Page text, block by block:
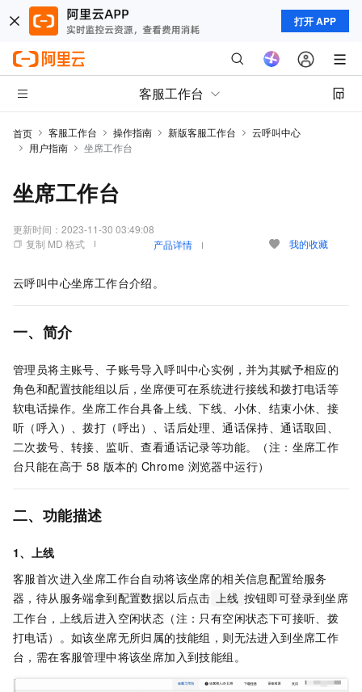
打开 APP
客服工作台
首页 客服工作台 操作指南 新版客服工作台
云呼叫中心
用户指南
坐席工作台
坐席工作台
更新时间： 2023-11-30 03:49:08
复制 MD 格式
产品详情 我的收藏
云呼叫中心坐席工作台介绍。
一、简介
管理员将主账号、子账号导入呼叫中心实例，并为其赋予相应的
角色和配置技能组以后，坐席便可在系统进行接线和拨打电话等
软电话操作。坐席工作台具备上线、下线、小休、结束小休、接
听（呼入）、拨打（呼出）、话后处理、通话保持、通话取回、
二次拨号、转接、监听、查看通话记录等功能。（注：坐席工作
台只能在高于 58 版本的 Chrome 浏览器中运行）
二、功能描述
1、上线
客服首次进入坐席工作台自动将该坐席的相关信息配置给服务
器，待从服务端拿到配置数据以后点击 上线 按钮即可登录到坐席
工作台，上线后进入空闲状态（注：只有空闲状态下可接听、拨
打电话）。如该坐席无所归属的技能组，则无法进入到坐席工作
台，需在客服管理中将该坐席加入到技能组。